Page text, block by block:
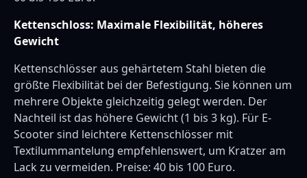
Kettenschloss: Maximale Flexibilität, höheres
Gewicht
Kettenschlösser aus gehärtetem Stahl bieten die
größte Flexibilität bei der Befestigung. Sie können um
mehrere Objekte gleichzeitig gelegt werden. Der
Nachteil ist das höhere Gewicht (1 bis 3 kg). Für E-
Scooter sind leichtere Kettenschlösser mit
Textilummantelung empfehlenswert, um Kratzer am
Lack zu vermeiden. Preise: 40 bis 100 Euro.